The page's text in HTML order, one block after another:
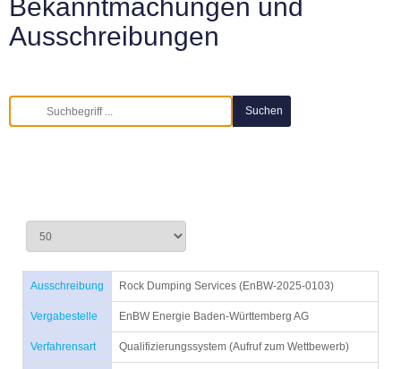
Bekanntmachungen und
Ausschreibungen
Ausschreibung Rock Dumping Services (EnBW-2025-0103)
Vergabestelle EnBW Energie Baden-Württemberg AG
Verfahrensart Qualifizierungssystem (Aufruf zum Wettbewerb)